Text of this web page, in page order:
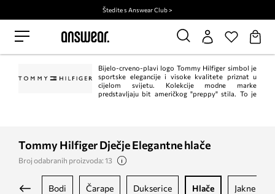
Štedite s Answear Club >
Bijelo-crveno-plavi logo Tommy Hilfiger simbol je
sportske elegancije i visoke kvalitete priznat u
cijelom svijetu. Kolekcije modne marke
predstavljaju bit američkog "preppy" stila. To je
Tommy Hilfiger Dječje Elegantne hlače
Broj odabranih proizvoda: 13
bodi čarape dukserice hlače jakne i